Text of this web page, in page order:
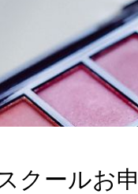
クールお